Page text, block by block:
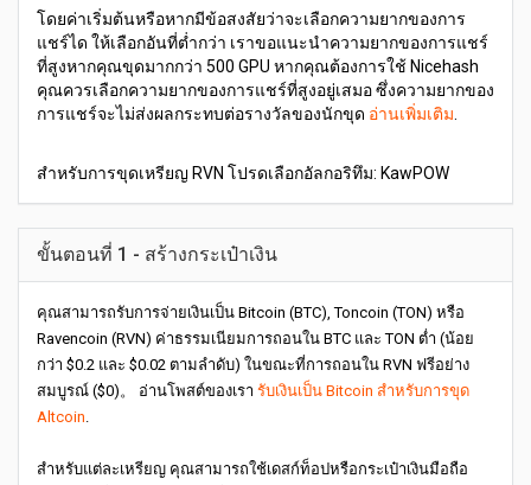
โดยค่าเริ่มต้นหรือหากมีข้อสงสัยว่าจะเลือกความยากของการ
แชร์ได ให้เลือกอันที่ต่ำกว่า เราขอแนะนำความยากของการแชร์
ที่สูงหากคุณขุดมากกว่า 500 GPU หากคุณต้องการใช้ Nicehash
คุณควรเลือกความยากของการแชร์ที่สูงอยู่เสมอ ซึ่งความยากของ
การแชร์จะไม่ส่งผลกระทบต่อรางวัลของนักขุด อ่านเพิ่มเติม
สำหรับการขุดเหรียญ RVN โปรดเลือกอัลกอริทึม: KawPOW
ขั้นตอนที่ 1 - สร้างกระเป๋าเงิน
คุณสามารถรับการจ่ายเงินเป็น Bitcoin (BTC), Toncoin (TON) หรือ
Ravencoin (RVN) ค่าธรรมเนียมการถอนใน BTC และ TON ต่ำ (น้อย
กว่า $0.2 และ $0.02 ตามลำดับ) ในขณะที่การถอนใน RVN ฟรีอย่าง
สมบูรณ์ ($0)。 อ่านโพสต์ของเรา รับเงินเป็น Bitcoin สำหรับการขุด
Altcoin.
สำหรับแต่ละเหรียญ คุณสามารถใช้เดสก์ท็อปหรือกระเป๋าเงินมือถือ